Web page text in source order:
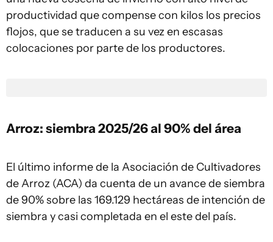
productividad que compense con kilos los precios
flojos, que se traducen a su vez en escasas
colocaciones por parte de los productores.
Arroz: siembra 2025/26 al 90% del área
El último informe de la Asociación de Cultivadores
de Arroz (ACA) da cuenta de un avance de siembra
de 90% sobre las 169.129 hectáreas de intención de
siembra y casi completada en el este del país.